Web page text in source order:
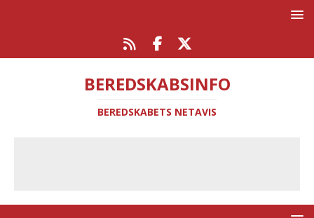
BEREDSKABSINFO
BEREDSKABETS NETAVIS